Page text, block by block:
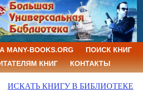
BOOKS.ORG
ПОИСК КНИГ
КНИГ
КОНТАКТЫ
ИСКАТЬ КНИГУ В БИБЛИОТЕКЕ